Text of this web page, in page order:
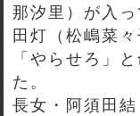
那汐里）が入
田灯（松嶋菜
「やらせろ」
た。
長女・阿須田